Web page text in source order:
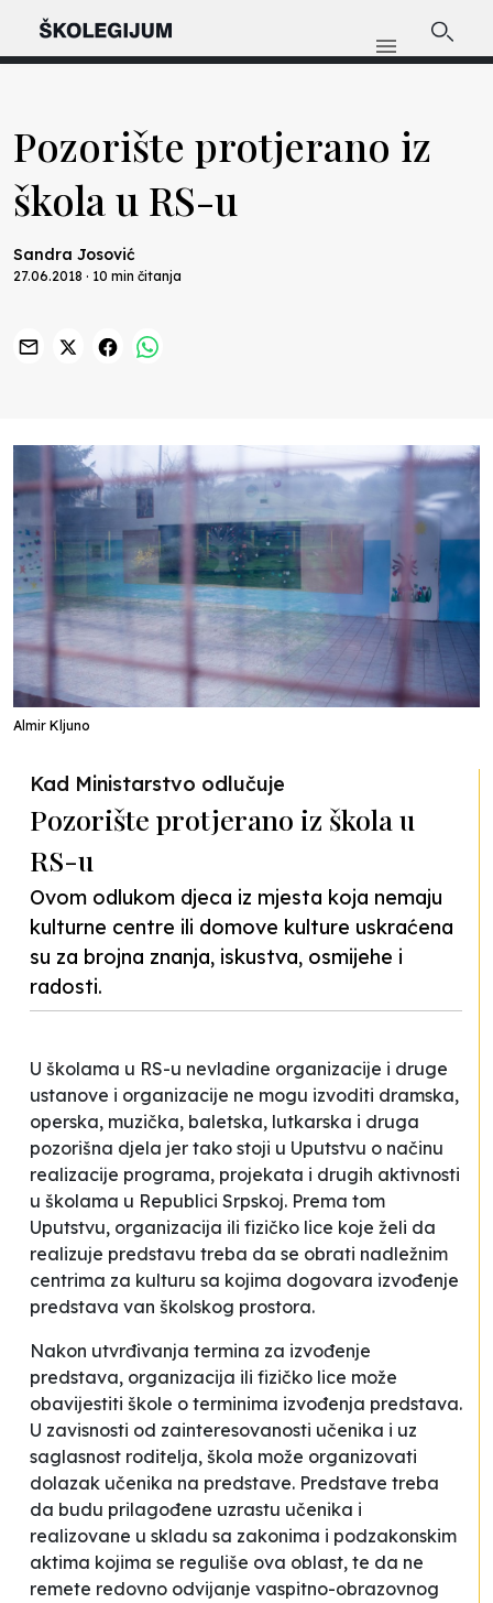
Pozorište protjerano iz
škola u RS-u
Sandra Josović
27.06.2018 · 10 min čitanja
Almir Kljuno
Kad Ministarstvo odlučuje
Pozorište protjerano iz škola u
RS-u
Ovom odlukom djeca iz mjesta koja nemaju
kulturne centre ili domove kulture uskraćena
su za brojna znanja, iskustva, osmijehe i
radosti.
U školama u RS-u nevladine organizacije i druge
ustanove i organizacije ne mogu izvoditi dramska,
operska, muzička, baletska, lutkarska i druga
pozorišna djela jer tako stoji u Uputstvu o načinu
realizacije programa, projekata i drugih aktivnosti
u školama u Republici Srpskoj. Prema tom
Uputstvu, organizacija ili fizičko lice koje želi da
realizuje predstavu treba da se obrati nadležnim
centrima za kulturu sa kojima dogovara izvođenje
predstava van školskog prostora.
Nakon utvrđivanja termina za izvođenje
predstava, organizacija ili fizičko lice može
obavijestiti škole o terminima izvođenja predstava.
U zavisnosti od zainteresovanosti učenika i uz
saglasnost roditelja, škola može organizovati
dolazak učenika na predstave. Predstave treba
da budu prilagođene uzrastu učenika i
realizovane u skladu sa zakonima i podzakonskim
aktima kojima se reguliše ova oblast, te da ne
remete redovno odvijanje vaspitno-obrazovnog